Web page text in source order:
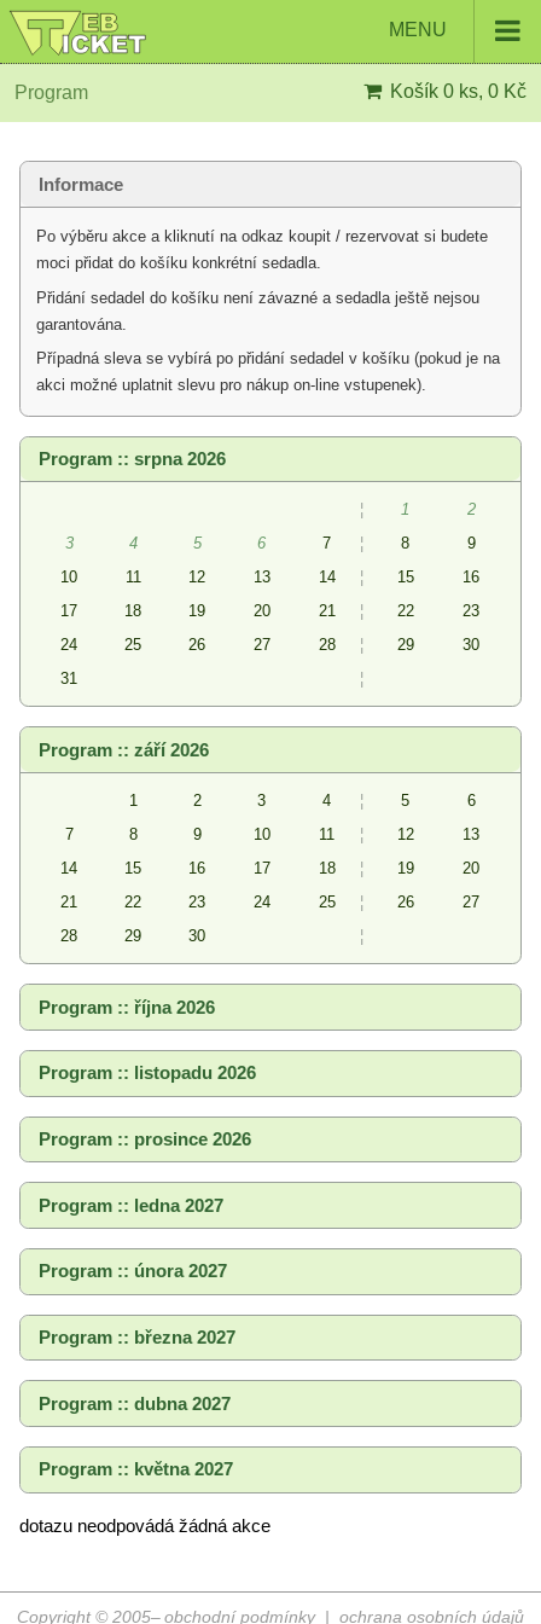
MENU
Program Košík 0 ks, 0 Kč
Informace
Po výběru akce a kliknutí na odkaz koupit / rezervovat si budete
moci přidat do košíku konkrétní sedadla.
Přidání sedadel do košíku není závazné a sedadla ještě nejsou
garantována.
Případná sleva se vybírá po přidání sedadel v košíku (pokud je na
akci možné uplatnit slevu pro nákup on-line vstupenek).
Program :: srpna 2026
¦ 1
2
3
4 5 6 7 ¦ 8
9
10
11 12 13 14 ¦ 15
16
17
18 19 20 21 ¦ 22
23
24
25 26 27 28 ¦ 29
30
31
¦
Program :: září 2026
1 2 3 4 ¦ 5
6
7
8 9 10 11 ¦ 12
13
14
15 16 17 18 ¦ 19
20
21
22 23 24 25 ¦ 26
27
28
29 30 ¦
Program :: října 2026
Program :: listopadu 2026
Program :: prosince 2026
Program :: ledna 2027
Program :: února 2027
Program :: března 2027
Program :: dubna 2027
Program :: května 2027
dotazu neodpovádá žádná akce
obchodní podmínky|ochrana osobních údajů
Copyright © 2005–